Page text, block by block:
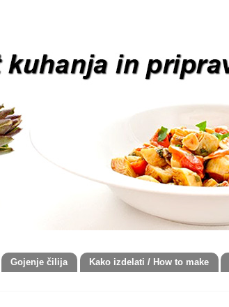
Gojenje čilija Kako izdelati / How to make